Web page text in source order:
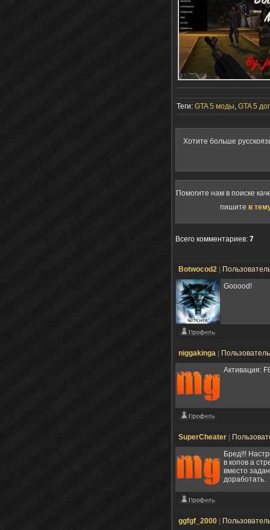
Теги: GTA 5 моды, GTA 5
Хотите больше
Помогите нам в поиске
пишите в
Всего комментариев: 7
Botwocod2
Gooood!
niggakinga
Активация:
SuperCheater
Бред!!!
в копов а
вместо
доработать.
ggfgf_2000